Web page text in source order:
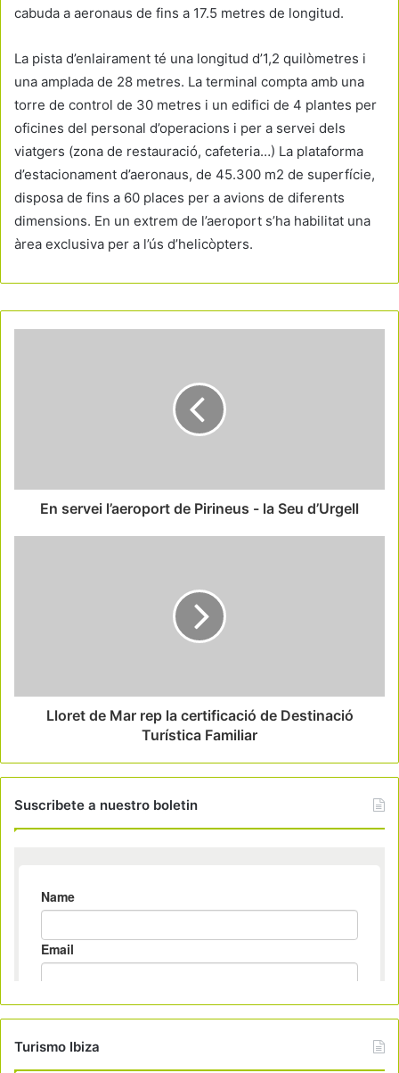
cabuda a aeronaus de fins a 17.5 metres de longitud.
La pista d’enlairament té una longitud d’1,2 quilòmetres i
una amplada de 28 metres. La terminal compta amb una
torre de control de 30 metres i un edifici de 4 plantes per
oficines del personal d’operacions i per a servei dels
viatgers (zona de restauració, cafeteria…) La plataforma
d’estacionament d’aeronaus, de 45.300 m2 de superfície,
disposa de fins a 60 places per a avions de diferents
dimensions. En un extrem de l’aeroport s’ha habilitat una
àrea exclusiva per a l’ús d’helicòpters.
En servei l’aeroport de Pirineus - la Seu d’Urgell
Lloret de Mar rep la certificació de Destinació
Turística Familiar
Suscribete a nuestro boletin
Turismo Ibiza